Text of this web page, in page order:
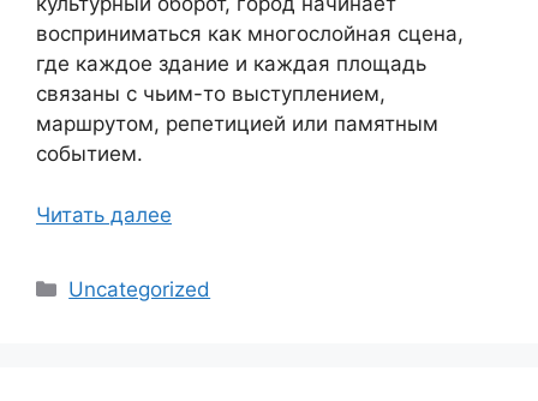
восприниматься как многослойная сцена,
где каждое здание и каждая площадь
связаны с чьим-то выступлением,
маршрутом, репетицией или памятным
событием.
Читать далее
Рубрики
Uncategorized